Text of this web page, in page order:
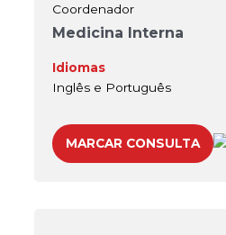
Coordenador
Medicina Interna
Idiomas
Inglês e Português
MARCAR CONSULTA